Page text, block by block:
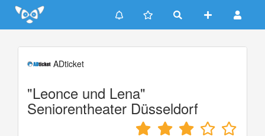
Update cookies preferences
ADticket
"Leonce und Lena"
Seniorentheater Düsseldorf